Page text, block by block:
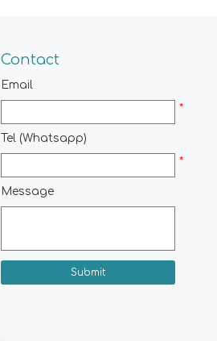
Contact
Email
*
Tel (Whatsapp)
*
Message
Submit